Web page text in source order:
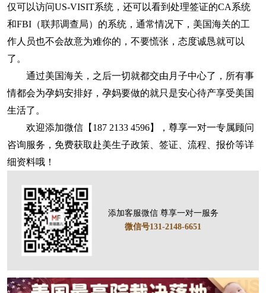
仅可以访问US-VISIT系统，还可以看到处理签证的CA系统
和FBI（联邦调查局）的系统，通常情况下，美国海关的工
作人员也不会故意为难你的，不要慌张，态度诚恳就可以
了。
通过美国海关，之后一切就都交由月子中心了，所有事
情都会为孕妈安排好，孕妈要做的就只是安心待产享受美国
生活了。
欢迎添加微信【187 2133 4596】，尊享一对一专属顾问
咨询服务，免费获取赴美生子政策、签证、流程、报价等详
细资料哦！
添加客服微信 尊享一对一服务
微信号131-2148-6651